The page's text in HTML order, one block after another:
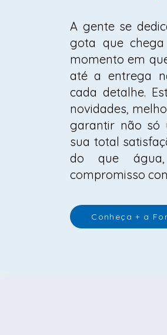
A gente se
gota que
momento em
até a entrega
cada detalhe.
novidades,
garantir não só
sua total
do que
compromisso
Conheça + a